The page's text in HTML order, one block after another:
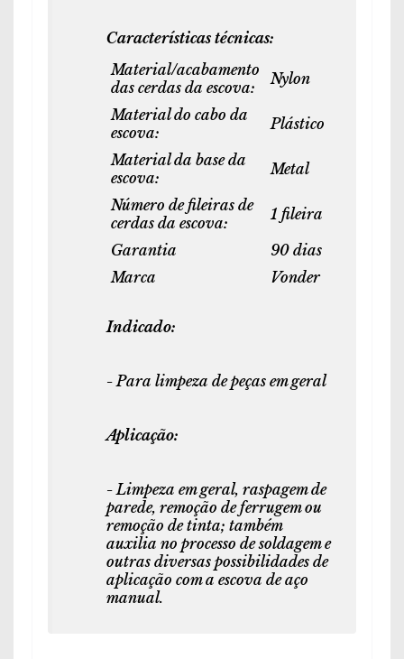
Características técnicas:
Material/acabamento
das cerdas da escova:
Nylon
Material do cabo da
escova:
Plástico
Material da base da
escova:
Metal
Número de fileiras de
cerdas da escova:
1 fileira
Garantia
90 dias
Marca
Vonder
Indicado:
- Para limpeza de peças em geral
Aplicação:
- Limpeza em geral, raspagem de
parede, remoção de ferrugem ou
remoção de tinta; também
auxilia no processo de soldagem e
outras diversas possibilidades de
aplicação com a escova de aço
manual.